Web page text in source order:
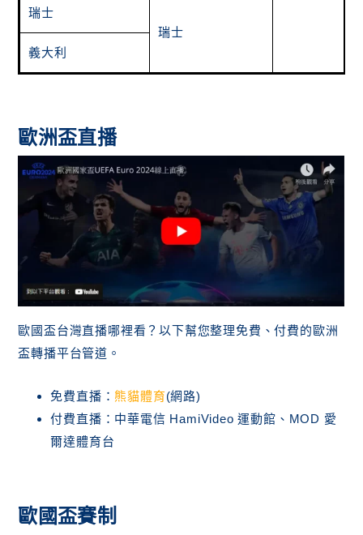
瑞士
瑞士
義大利
歐洲盃直播
歐國盃台灣直播哪裡看？以下幫您整理免費、付費的歐洲
盃轉播平台管道。
免費直播： 熊貓體育(網路)
付費直播：中華電信 HamiVideo 運動館、MOD 愛
爾達體育台
歐國盃賽制